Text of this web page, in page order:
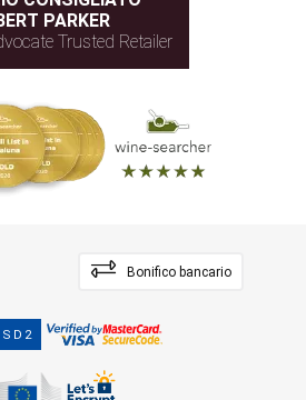
PARKER
Trusted Retailer
Bonifico bancario